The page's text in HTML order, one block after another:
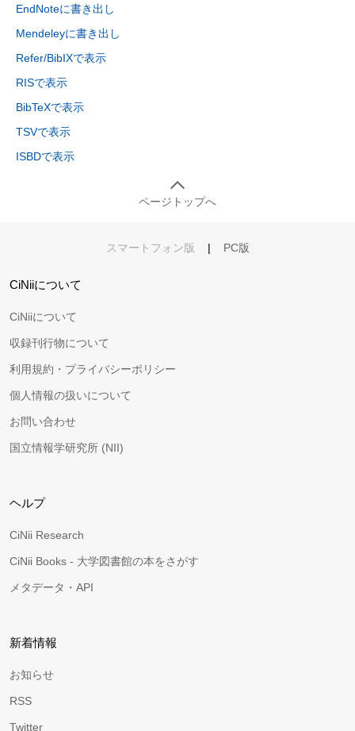
EndNoteに書き出し
Mendeleyに書き出し
Refer/BibIXで表示
RISで表示
BibTeXで表示
TSVで表示
ISBDで表示
ページトップへ
スマートフォン版 | PC版
CiNiiについて
CiNiiについて
収録刊行物について
利用規約・プライバシーポリシー
個人情報の扱いについて
お問い合わせ
国立情報学研究所 (NII)
ヘルプ
CiNii Research
CiNii Books - 大学図書館の本をさがす
メタデータ・API
新着情報
お知らせ
RSS
Twitter